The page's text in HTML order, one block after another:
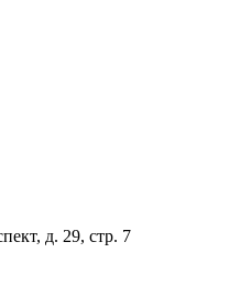
д. 29, стр. 7